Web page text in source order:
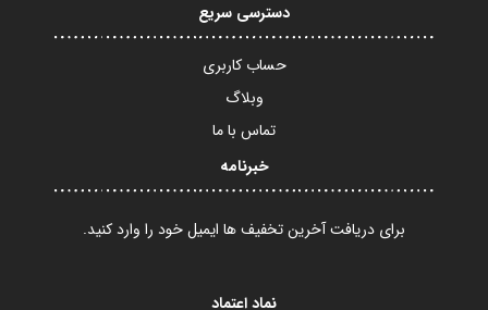
دسترسی سریع
حساب کاربری
وبلاگ
تماس با ما
خبرنامه
برای دریافت آخرین تخفیف ها ایمیل خود را وارد کنید.
نماد اعتماد